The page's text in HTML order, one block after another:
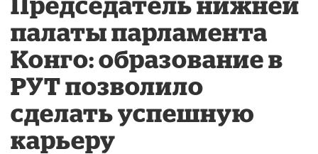
палаты парламента
Конго: образование в
РУТ позволило
сделать успешную
карьеру